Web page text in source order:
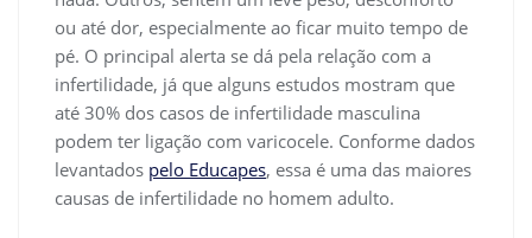
ou até dor, especialmente ao ficar muito tempo de
pé. O principal alerta se dá pela relação com a
infertilidade, já que alguns estudos mostram que
até 30% dos casos de infertilidade masculina
podem ter ligação com varicocele. Conforme dados
levantados pelo Educapes, essa é uma das maiores
causas de infertilidade no homem adulto.